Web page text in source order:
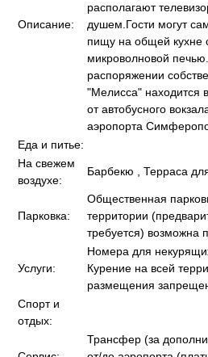
Описание:
располагают
душем.Гости могут
пищу на общей кухне
микроволновой
распоряжении
"Мелисса" находится
от автобусного
аэропорта
Еда и питье:
На свежем
воздухе:
Барбекю , Терраса
Парковка:
Общественная
территории
требуется) возможна
Услуги:
Номера для
Курение на всей
размещения
Спорт и
отдых:
Трансфер (за